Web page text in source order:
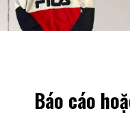
Báo cáo